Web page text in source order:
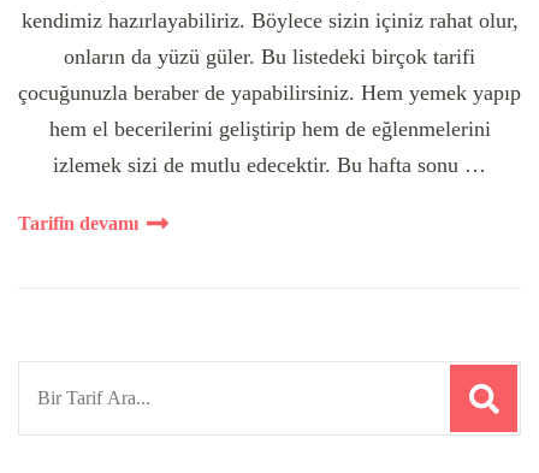
kendimiz hazırlayabiliriz. Böylece sizin içiniz rahat olur,
onların da yüzü güler. Bu listedeki birçok tarifi
çocuğunuzla beraber de yapabilirsiniz. Hem yemek yapıp
hem el becerilerini geliştirip hem de eğlenmelerini
izlemek sizi de mutlu edecektir. Bu hafta sonu …
Tarifin devamı